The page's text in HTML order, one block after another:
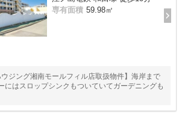
専有面積 59.98㎡
ウジング湘南モールフィル店取扱物件】海岸まで
にはスロップシンクもついていてガーデニングも